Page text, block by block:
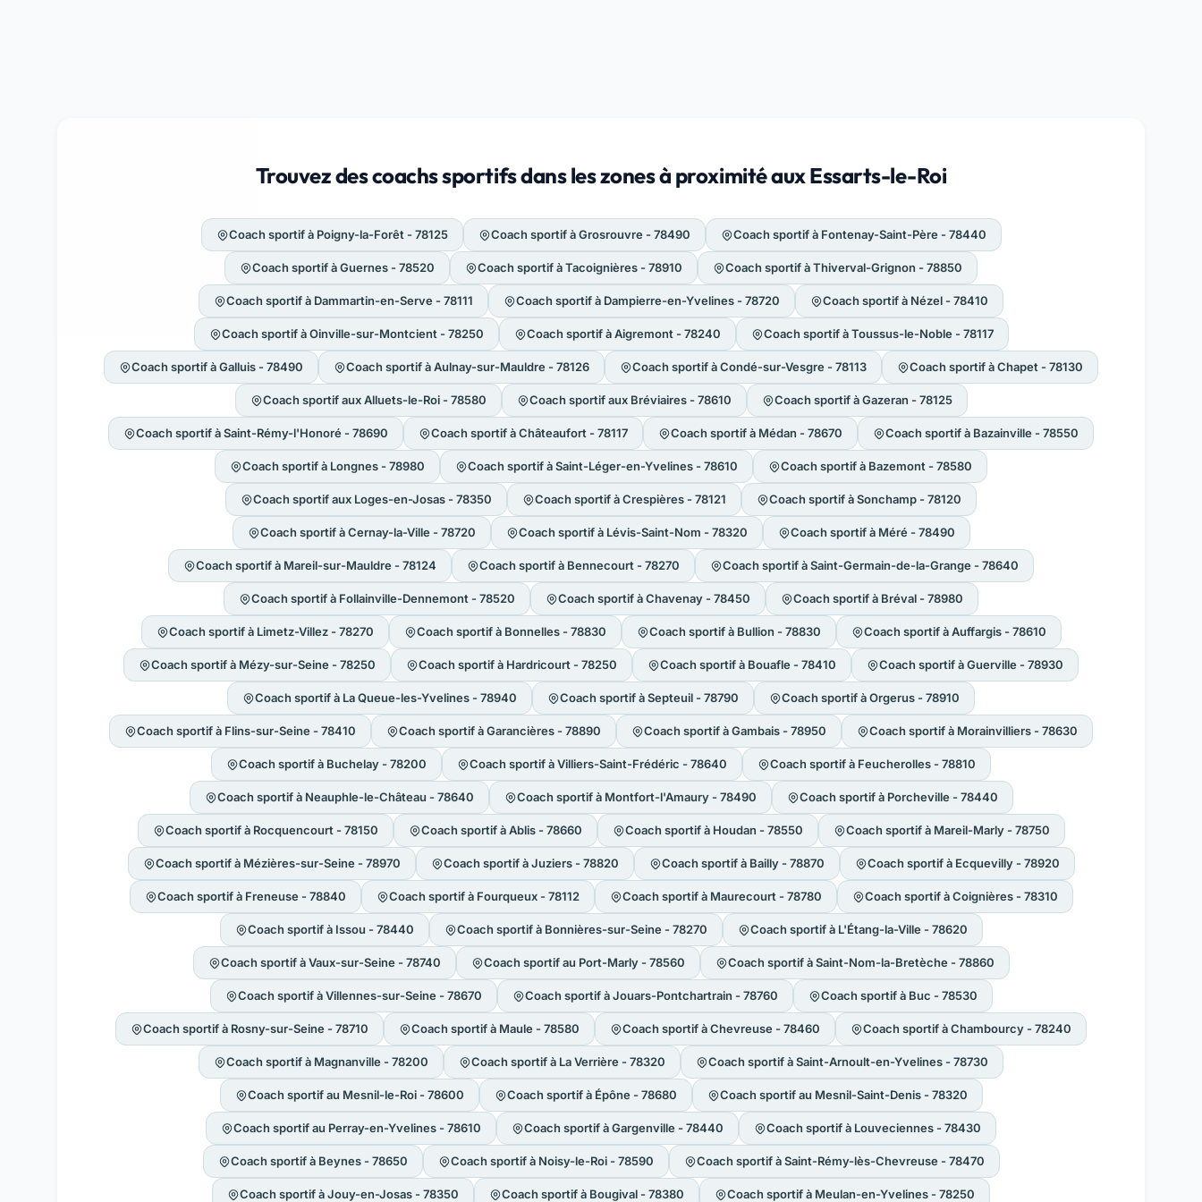
Trouvez des coachs sportifs dans les zones à proximité aux Essarts-le-Roi
Coach sportif à Poigny-la-Forêt - 78125 Coach sportif à Grosrouvre - 78490 Coach sportif à Fontenay-Saint-Père - 78440
Coach sportif à Guernes - 78520 Coach sportif à Tacoignières - 78910 Coach sportif à Thiverval-Grignon - 78850
Coach sportif à Dammartin-en-Serve - 78111 Coach sportif à Dampierre-en-Yvelines - 78720 Coach sportif à Nézel - 78410
Coach sportif à Oinville-sur-Montcient - 78250 Coach sportif à Aigremont - 78240 Coach sportif à Toussus-le-Noble - 78117
Coach sportif à Galluis - 78490 Coach sportif à Aulnay-sur-Mauldre - 78126 Coach sportif à Condé-sur-Vesgre - 78113 Coach sportif à Chapet - 78130
Coach sportif aux Alluets-le-Roi - 78580 Coach sportif aux Bréviaires - 78610 Coach sportif à Gazeran - 78125
Coach sportif à Saint-Rémy-l'Honoré - 78690 Coach sportif à Châteaufort - 78117 Coach sportif à Médan - 78670 Coach sportif à Bazainville - 78550
Coach sportif à Longnes - 78980 Coach sportif à Saint-Léger-en-Yvelines - 78610 Coach sportif à Bazemont - 78580
Coach sportif aux Loges-en-Josas - 78350 Coach sportif à Crespières - 78121 Coach sportif à Sonchamp - 78120
Coach sportif à Cernay-la-Ville - 78720 Coach sportif à Lévis-Saint-Nom - 78320 Coach sportif à Méré - 78490
Coach sportif à Mareil-sur-Mauldre - 78124 Coach sportif à Bennecourt - 78270 Coach sportif à Saint-Germain-de-la-Grange - 78640
Coach sportif à Follainville-Dennemont - 78520 Coach sportif à Chavenay - 78450 Coach sportif à Bréval - 78980
Coach sportif à Limetz-Villez - 78270 Coach sportif à Bonnelles - 78830 Coach sportif à Bullion - 78830 Coach sportif à Auffargis - 78610
Coach sportif à Mézy-sur-Seine - 78250 Coach sportif à Hardricourt - 78250 Coach sportif à Bouafle - 78410 Coach sportif à Guerville - 78930
Coach sportif à La Queue-les-Yvelines - 78940 Coach sportif à Septeuil - 78790 Coach sportif à Orgerus - 78910
Coach sportif à Flins-sur-Seine - 78410 Coach sportif à Garancières - 78890 Coach sportif à Gambais - 78950 Coach sportif à Morainvilliers - 78630
Coach sportif à Buchelay - 78200 Coach sportif à Villiers-Saint-Frédéric - 78640 Coach sportif à Feucherolles - 78810
Coach sportif à Neauphle-le-Château - 78640 Coach sportif à Montfort-l'Amaury - 78490 Coach sportif à Porcheville - 78440
Coach sportif à Rocquencourt - 78150 Coach sportif à Ablis - 78660 Coach sportif à Houdan - 78550 Coach sportif à Mareil-Marly - 78750
Coach sportif à Mézières-sur-Seine - 78970 Coach sportif à Juziers - 78820 Coach sportif à Bailly - 78870 Coach sportif à Ecquevilly - 78920
Coach sportif à Freneuse - 78840 Coach sportif à Fourqueux - 78112 Coach sportif à Maurecourt - 78780 Coach sportif à Coignières - 78310
Coach sportif à Issou - 78440 Coach sportif à Bonnières-sur-Seine - 78270 Coach sportif à L'Étang-la-Ville - 78620
Coach sportif à Vaux-sur-Seine - 78740 Coach sportif au Port-Marly - 78560 Coach sportif à Saint-Nom-la-Bretèche - 78860
Coach sportif à Villennes-sur-Seine - 78670 Coach sportif à Jouars-Pontchartrain - 78760 Coach sportif à Buc - 78530
Coach sportif à Rosny-sur-Seine - 78710 Coach sportif à Maule - 78580 Coach sportif à Chevreuse - 78460 Coach sportif à Chambourcy - 78240
Coach sportif à Magnanville - 78200 Coach sportif à La Verrière - 78320 Coach sportif à Saint-Arnoult-en-Yvelines - 78730
Coach sportif au Mesnil-le-Roi - 78600 Coach sportif à Épône - 78680 Coach sportif au Mesnil-Saint-Denis - 78320
Coach sportif au Perray-en-Yvelines - 78610 Coach sportif à Gargenville - 78440 Coach sportif à Louveciennes - 78430
Coach sportif à Beynes - 78650 Coach sportif à Noisy-le-Roi - 78590 Coach sportif à Saint-Rémy-lès-Chevreuse - 78470
Coach sportif à Jouy-en-Josas - 78350 Coach sportif à Bougival - 78380 Coach sportif à Meulan-en-Yvelines - 78250